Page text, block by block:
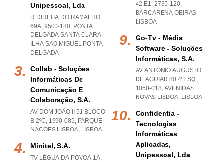
Unipessoal, Lda
R DIREITA DO RAMALHO
69A, 9500-180, PONTA
DELGADA SANTA CLARA,
ILHA SAO MIGUEL PONTA
DELGADA
Collab - Soluções
Informáticas De
Comunicação E
Colaboração, S.a.
AV DOM JOÃO II 51 BLOCO
B 2ºC, 1990-085, PARQUE
NACOES LISBOA, LISBOA
Minitel, S.a.
TV LÉGUA DA PÓVOA 1A,
42 E1, 2730-120,
BARCARENA OEIRAS,
LISBOA
Go-Tv - Média
Software - Soluções
Informáticas, S.a.
AV ANTÓNIO AUGUSTO
DE AGUIAR 80 4ºESQ.,
1050-018, AVENIDAS
NOVAS LISBOA, LISBOA
Confidentia -
Tecnologias
Informáticas
Aplicadas,
Unipessoal, Lda